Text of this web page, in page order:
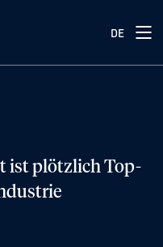
DE
ist plötzlich Top-